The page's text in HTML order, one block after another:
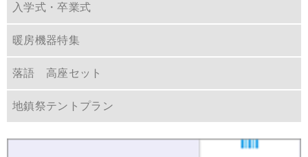
入学式・卒業式
暖房機器特集
落語 高座セット
地鎮祭テントプラン